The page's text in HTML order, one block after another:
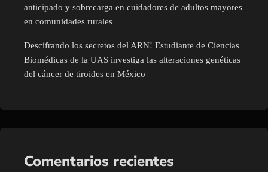
anticipado y sobrecarga en cuidadores de adultos mayores
en comunidades rurales
Descifrando los secretos del ARN! Estudiante de Ciencias
Biomédicas de la UAS investiga las alteraciones genéticas
del cáncer de tiroides en México
Comentarios recientes